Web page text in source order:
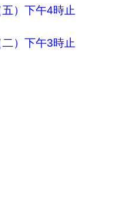
）下午4時止
）下午3時止